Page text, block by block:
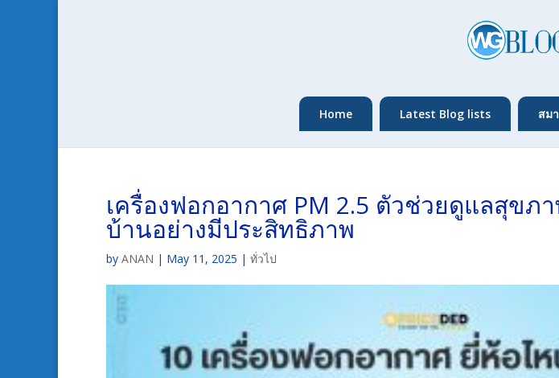
Home Latest Blog lists สม
เครื่องฟอกอากาศ PM 2.5 ตัวช่วยดูแลสุข
บ้านอย่างมีประสิทธิภาพ
by ANAN | May 11, 2025 | ทั่วไป